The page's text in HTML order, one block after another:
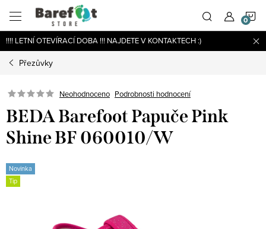
obsah
!!!! LETNÍ OTEVÍRACÍ DOBA !!! NAJDETE V KONTAKTECH :)
Přezůvky
Neohodnoceno Podrobnosti hodnocení
BEDA Barefoot Papuče Pink
Shine BF 060010/W
Novinka
Tip